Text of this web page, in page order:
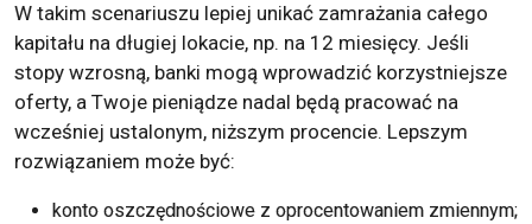
W takim scenariuszu lepiej unikać zamrażania całego
kapitału na długiej lokacie, np. na 12 miesięcy. Jeśli
stopy wzrosną, banki mogą wprowadzić korzystniejsze
oferty, a Twoje pieniądze nadal będą pracować na
wcześniej ustalonym, niższym procencie. Lepszym
rozwiązaniem może być:
konto oszczędnościowe z oprocentowaniem zmiennym;